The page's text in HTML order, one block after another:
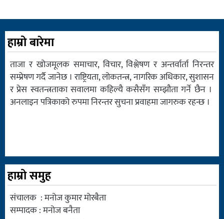
हाम्रो बारेमा
ताजा र खोजमूलक समाचार, विचार, विश्लेषण र अन्तर्वार्ता निरन्तर
सम्प्रेषण गर्दै जानेछ । राष्ट्रियता, लोकतन्त्र, नागरिक अधिकार, सुशासन
र प्रेस स्वतन्त्रताका सवालमा कहिल्यै कसैसँग सम्झौता गर्ने छैन ।
अनलाइन पत्रिकाको रुपमा निरन्तर सुचना प्रवाहमा जागरुक रहन्छ ।
हाम्रो समुह
संचालक : मनोज कुमार मोरबैता
सम्पादक : मनोज बनैता